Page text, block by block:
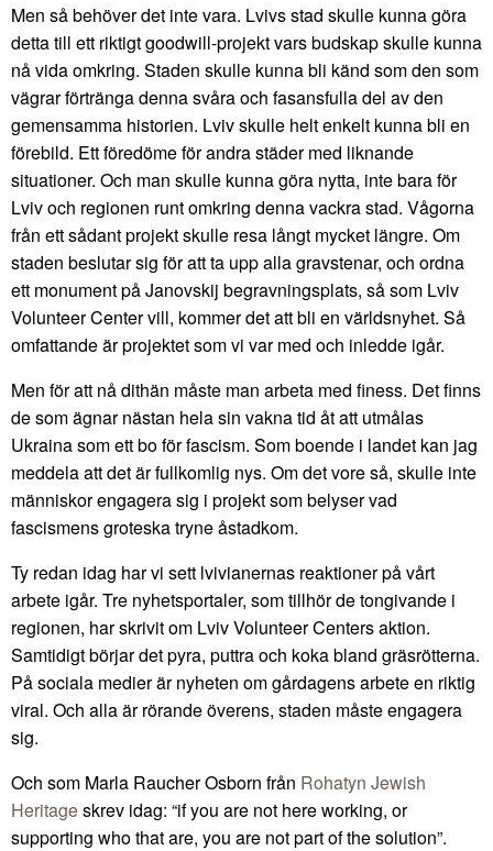
Men så behöver det inte vara. Lvivs stad skulle kunna göra
detta till ett riktigt goodwill-projekt vars budskap skulle kunna
nå vida omkring. Staden skulle kunna bli känd som den som
vägrar förtränga denna svåra och fasansfulla del av den
gemensamma historien. Lviv skulle helt enkelt kunna bli en
förebild. Ett föredöme för andra städer med liknande
situationer. Och man skulle kunna göra nytta, inte bara för
Lviv och regionen runt omkring denna vackra stad. Vågorna
från ett sådant projekt skulle resa långt mycket längre. Om
staden beslutar sig för att ta upp alla gravstenar, och ordna
ett monument på Janovskij begravningsplats, så som Lviv
Volunteer Center vill, kommer det att bli en världsnyhet. Så
omfattande är projektet som vi var med och inledde igår.
Men för att nå dithän måste man arbeta med finess. Det finns
de som ägnar nästan hela sin vakna tid åt att utmålas
Ukraina som ett bo för fascism. Som boende i landet kan jag
meddela att det är fullkomlig nys. Om det vore så, skulle inte
människor engagera sig i projekt som belyser vad
fascismens groteska tryne åstadkom.
Ty redan idag har vi sett lvivianernas reaktioner på vårt
arbete igår. Tre nyhetsportaler, som tillhör de tongivande i
regionen, har skrivit om Lviv Volunteer Centers aktion.
Samtidigt börjar det pyra, puttra och koka bland gräsrötterna.
På sociala medier är nyheten om gårdagens arbete en riktig
viral. Och alla är rörande överens, staden måste engagera
sig.
Och som Marla Raucher Osborn från Rohatyn Jewish
Heritageskrev idag: “if you are not here working, or
supporting who that are, you are not part of the solution”.